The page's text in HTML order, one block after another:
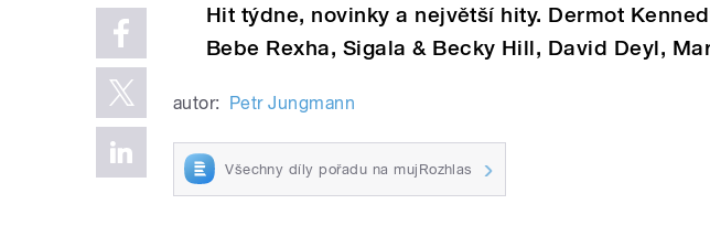
Hit týdne, novinky a největší hity. Dermot
Bebe Rexha, Sigala & Becky Hill, David Deyl,
autor: Petr Jungmann
Všechny díly pořadu na mujRozhlas